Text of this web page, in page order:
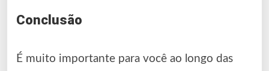
Conclusão
É muito importante para você ao longo das